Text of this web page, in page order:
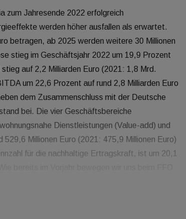
zum Jahresende 2022 erfolgreich
werden höher ausfallen als erwartet.
betragen, ab 2025 werden weitere 30 Millionen
stieg im Geschäftsjahr 2022 um 19,9 Prozent
auf 2,2 Milliarden Euro (2021: 1,8 Mrd.
um 22,6 Prozent auf rund 2,8 Milliarden Euro
dem Zusammenschluss mit der Deutsche
bei. Die vier Geschäftsbereiche
Dienstleistungen (Value-add) und
Millionen Euro (2021: 475,9 Millionen Euro)
für die nachhaltige Ertragskraft, ist um 20,1